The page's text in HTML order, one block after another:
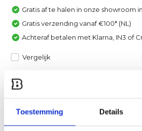
Toestemming Details
Gratis af te halen in onze showroom
Gratis verzending vanaf €100* (NL)
Achteraf betalen met Klarna, IN3 of
Vergelijk
Heb je een vraag over dit product?
Stuur ons een mail